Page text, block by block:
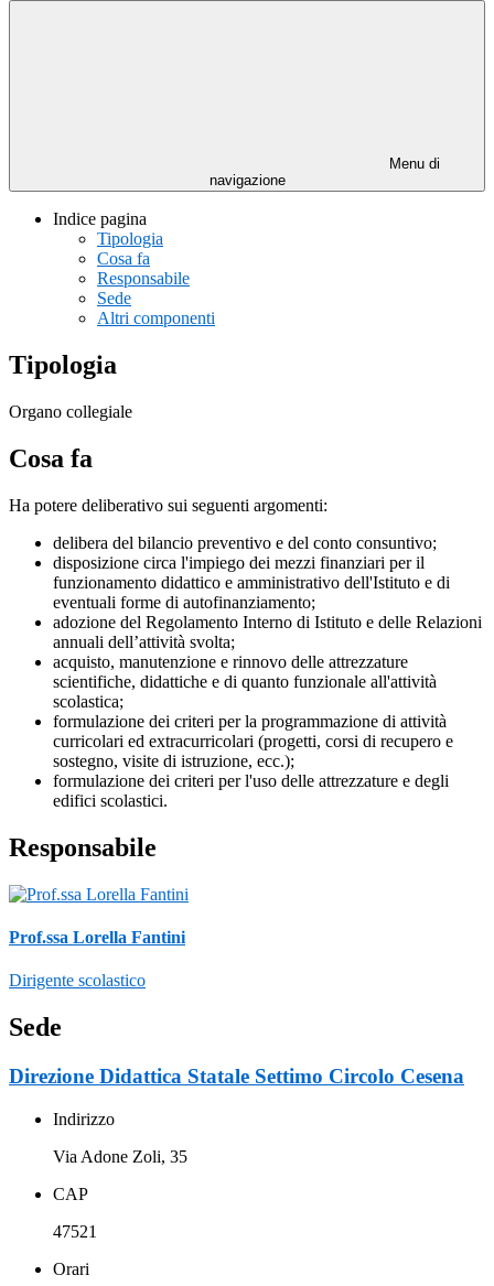
Menu di
navigazione
Indice pagina
Tipologia
Cosa fa
Responsabile
Sede
Altri componenti
Tipologia
Organo collegiale
Cosa fa
Ha potere deliberativo sui seguenti argomenti:
delibera del bilancio preventivo e del conto consuntivo;
disposizione circa l'impiego dei mezzi finanziari per il
funzionamento didattico e amministrativo dell'Istituto e di
eventuali forme di autofinanziamento;
adozione del Regolamento Interno di Istituto e delle Relazioni
annuali dell’attività svolta;
acquisto, manutenzione e rinnovo delle attrezzature
scientifiche, didattiche e di quanto funzionale all'attività
scolastica;
formulazione dei criteri per la programmazione di attività
curricolari ed extracurricolari (progetti, corsi di recupero e
sostegno, visite di istruzione, ecc.);
formulazione dei criteri per l'uso delle attrezzature e degli
edifici scolastici.
Responsabile
Prof.ssa Lorella Fantini
Dirigente scolastico
Sede
Direzione Didattica Statale Settimo Circolo Cesena
Indirizzo
Via Adone Zoli, 35
CAP
47521
Orari